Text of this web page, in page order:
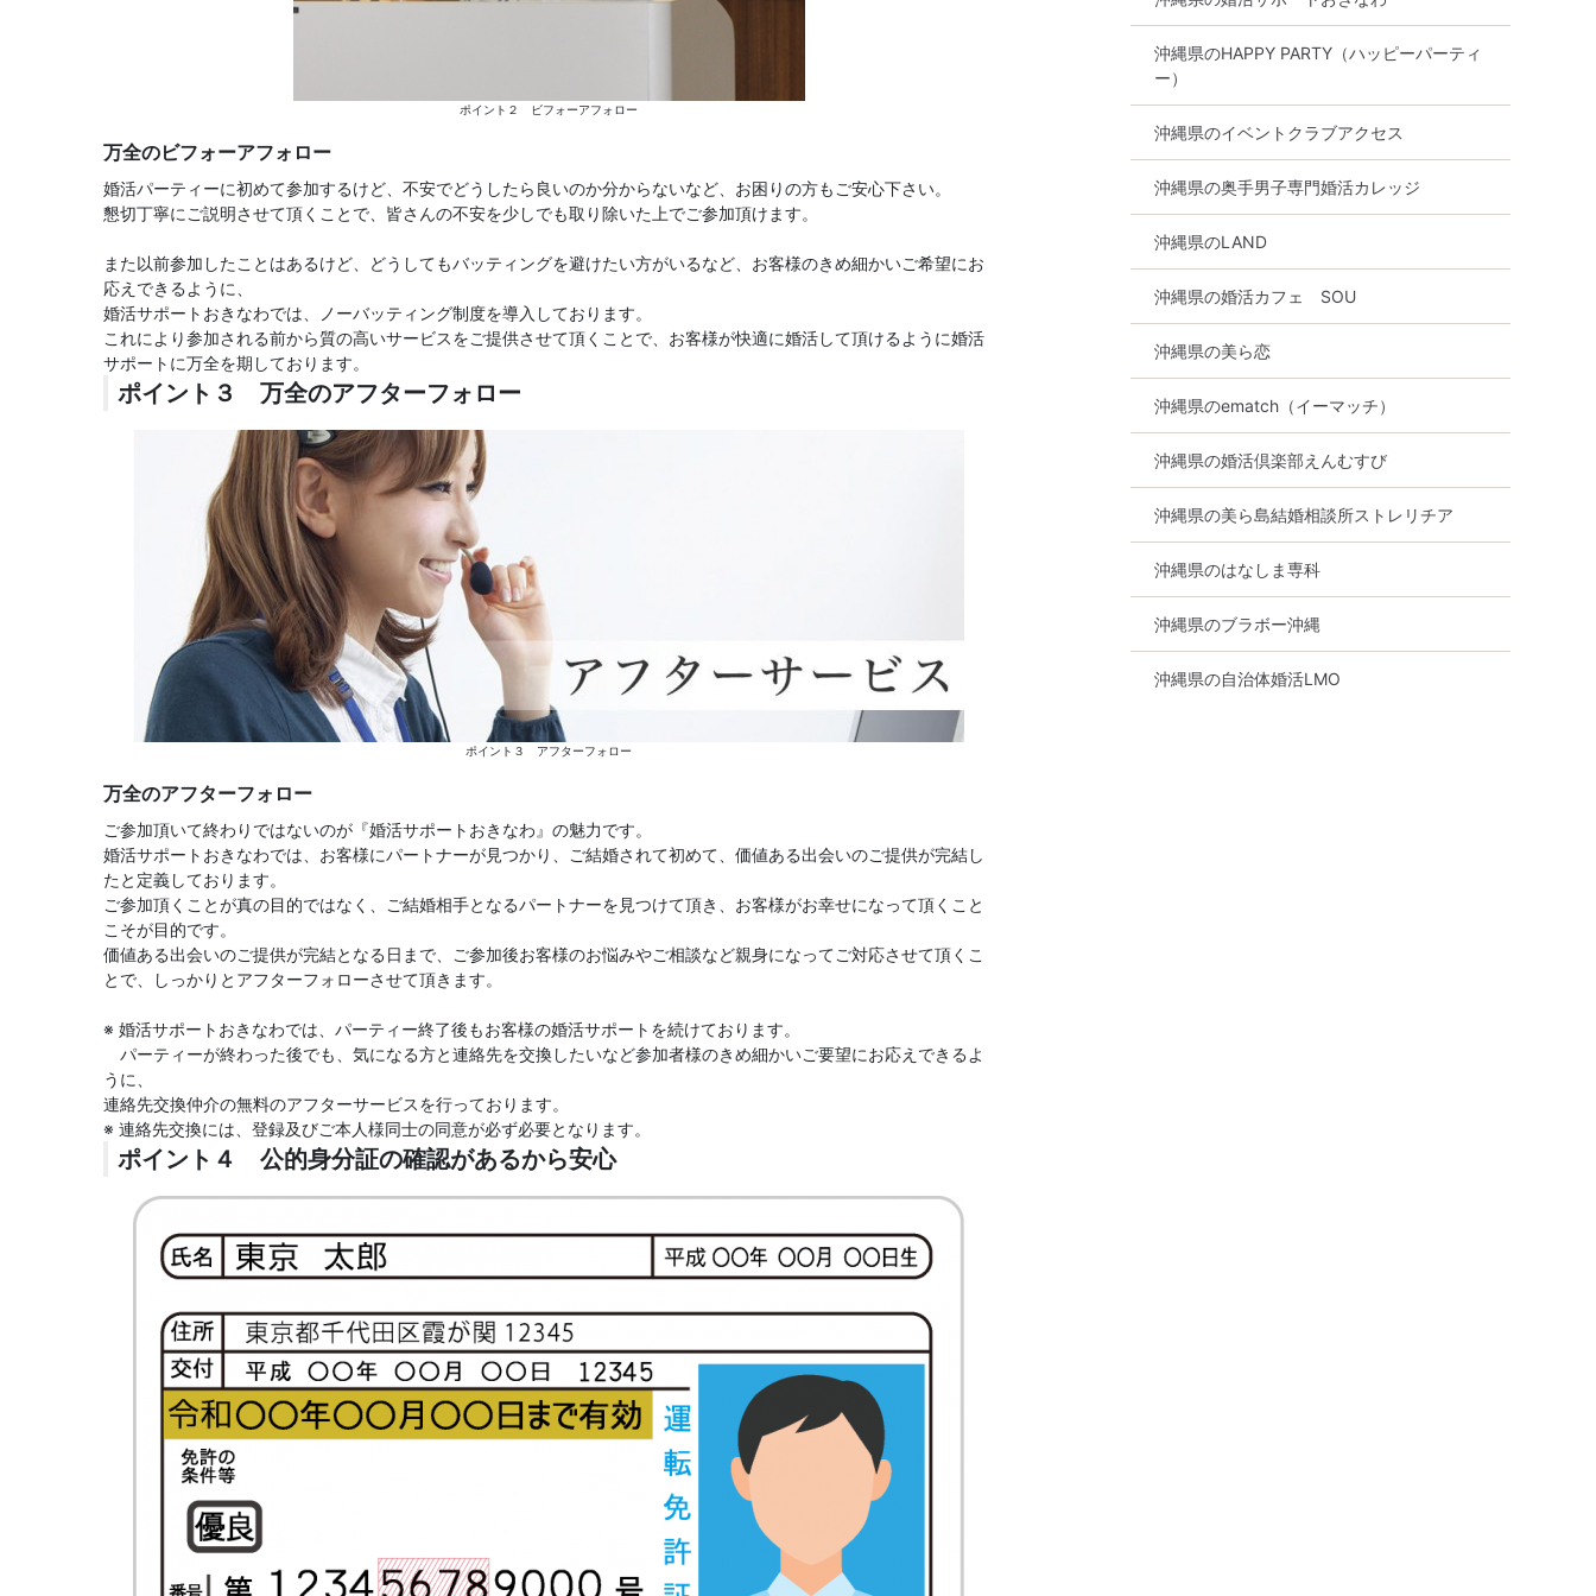
ポイント２ ビフォーアフォロー
万全のビフォーアフォロー
婚活パーティーに初めて参加するけど、不安でどうしたら良いのか分からないなど、お困りの方もご安心下さい。
懇切丁寧にご説明させて頂くことで、皆さんの不安を少しでも取り除いた上でご参加頂けます。
また以前参加したことはあるけど、どうしてもバッティングを避けたい方がいるなど、お客様のきめ細かいご希望にお
応えできるように、
婚活サポートおきなわでは、ノーバッティング制度を導入しております。
これにより参加される前から質の高いサービスをご提供させて頂くことで、お客様が快適に婚活して頂けるように婚活
サポートに万全を期しております。
ポイント３ 万全のアフターフォロー
ポイント３ アフターフォロー
万全のアフターフォロー
ご参加頂いて終わりではないのが『婚活サポートおきなわ』の魅力です。
婚活サポートおきなわでは、お客様にパートナーが見つかり、ご結婚されて初めて、価値ある出会いのご提供が完結し
たと定義しております。
ご参加頂くことが真の目的ではなく、ご結婚相手となるパートナーを見つけて頂き、お客様がお幸せになって頂くこと
こそが目的です。
価値ある出会いのご提供が完結となる日まで、ご参加後お客様のお悩みやご相談など親身になってご対応させて頂くこ
とで、しっかりとアフターフォローさせて頂きます。
※ 婚活サポートおきなわでは、パーティー終了後もお客様の婚活サポートを続けております。
パーティーが終わった後でも、気になる方と連絡先を交換したいなど参加者様のきめ細かいご要望にお応えできるよ
うに、
連絡先交換仲介の無料のアフターサービスを行っております。
※ 連絡先交換には、登録及びご本人様同士の同意が必ず必要となります。
ポイント４ 公的身分証の確認があるから安心
沖縄県のHAPPY PARTY（ハッピーパーティ
ー）
沖縄県のイベントクラブアクセス
沖縄県の奥手男子専門婚活カレッジ
沖縄県のLAND
沖縄県の婚活カフェ SOU
沖縄県の美ら恋
沖縄県のematch（イーマッチ）
沖縄県の婚活倶楽部えんむすび
沖縄県の美ら島結婚相談所ストレリチア
沖縄県のはなしま専科
沖縄県のブラボー沖縄
沖縄県の自治体婚活LMO